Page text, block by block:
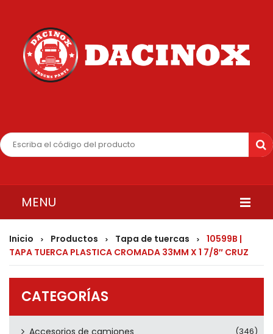
MENU
INICIO
QUIENES SOMOS
Inicio > Productos > Tapa de tuercas >
10599B |
TAPA TUERCA PLASTICA CROMADA 33MM X 1 7/8″ CRUZ
CATEGORÍAS
Accesorios de camiones (346)